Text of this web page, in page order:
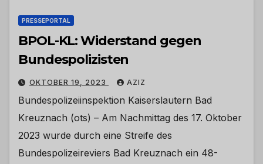
PRESSEPORTAL
BPOL-KL: Widerstand gegen
Bundespolizisten
OKTOBER 19, 2023 AZIZ
Bundespolizeiinspektion Kaiserslautern Bad
Kreuznach (ots) – Am Nachmittag des 17. Oktober
2023 wurde durch eine Streife des
Bundespolizeireviers Bad Kreuznach ein 48-